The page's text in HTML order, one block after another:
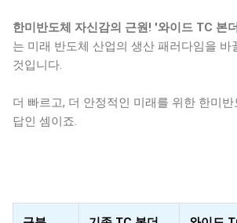
한미반도체 자신감의 근원! '와이드 TC 본
는 미래 반도체 산업의 생산 패러다임을 바
것입니다.
더 빠르고, 더 안정적인 미래를 위한 한미
답인 셈이죠.